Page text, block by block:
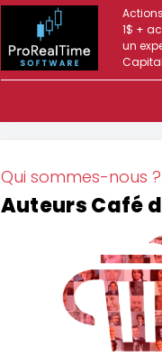
1$ +
un
Qui sommes-nous ?
Auteurs Café